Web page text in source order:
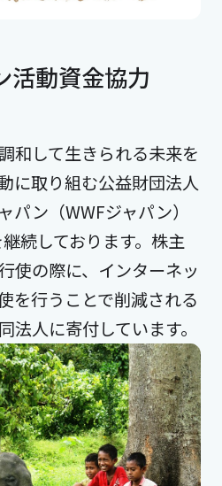
活動資金協力
和して生きられる未来を
に取り組む公益財団法人
パン（WWFジャパン）
続しております。株主
使の際に、インターネッ
を行うことで削減される
法人に寄付しています。